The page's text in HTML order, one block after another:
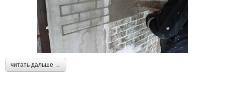
читать дальше →